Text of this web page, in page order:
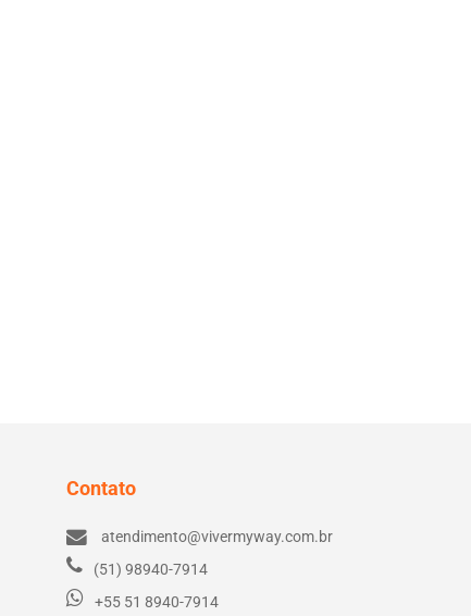
Contato
atendimento@vivermyway.com.br
(51) 98940-7914
+55 51 8940-7914